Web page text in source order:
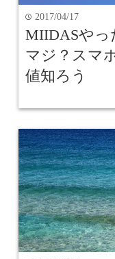
time 2017/04/17
MIIDASやっ
マジ？スマ
値知ろう